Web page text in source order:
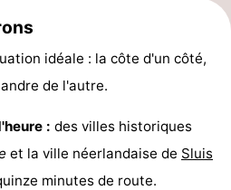
idéale : la côte d'un côté,
de l'autre.
: des villes historiques
et la ville néerlandaise de Sluis
minutes de route.